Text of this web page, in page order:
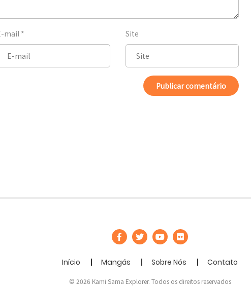
mail * Site
Início Mangás Sobre Nós Contato
© 2026 Kami Sama Explorer. Todos os direitos reservados